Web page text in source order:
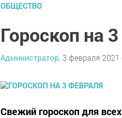
ОБЩЕСТВО
Гороскоп на
Администратор, 3 февраля 2021
Свежий гороскоп для